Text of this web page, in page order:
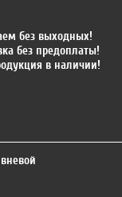
без выходных!
без предоплаты!
в наличии!